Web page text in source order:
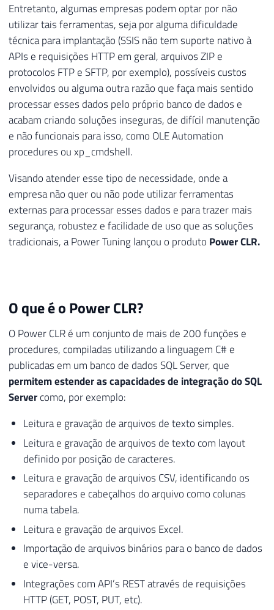
Entretanto, algumas empresas podem optar por não
utilizar tais ferramentas, seja por alguma dificuldade
técnica para implantação (SSIS não tem suporte nativo à
APIs e requisições HTTP em geral, arquivos ZIP e
protocolos FTP e SFTP, por exemplo), possíveis custos
envolvidos ou alguma outra razão que faça mais sentido
processar esses dados pelo próprio banco de dados e
acabam criando soluções inseguras, de difícil manutenção
e não funcionais para isso, como OLE Automation
procedures ou xp_cmdshell.
Visando atender esse tipo de necessidade, onde a
empresa não quer ou não pode utilizar ferramentas
externas para processar esses dados e para trazer mais
segurança, robustez e facilidade de uso que as soluções
tradicionais, a Power Tuning lançou o produto Power CLR.
O que é o Power CLR?
O Power CLR é um conjunto de mais de 200 funções e
procedures, compiladas utilizando a linguagem C# e
publicadas em um banco de dados SQL Server, que
permitem estender as capacidades de integração do SQL
Servercomo, por exemplo:
Leitura e gravação de arquivos de texto simples.
Leitura e gravação de arquivos de texto com layout
definido por posição de caracteres.
Leitura e gravação de arquivos CSV, identificando os
separadores e cabeçalhos do arquivo como colunas
numa tabela.
Leitura e gravação de arquivos Excel.
Importação de arquivos binários para o banco de dados
e vice-versa.
Integrações com API’s REST através de requisições
HTTP (GET, POST, PUT, etc).